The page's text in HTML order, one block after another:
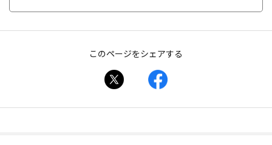
このページをシェアする